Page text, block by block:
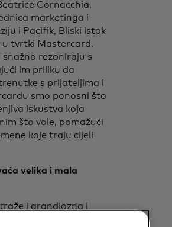
Cornacchia,
marketinga i
i Pacifik, Bliski istok
tvrtki Mastercard.
rezoniraju s
im priliku da
s prijateljima i
smo ponosni što
iskustva koja
što vole, pomažući
koje traju cijeli
velika i mala
i grandiozna i
Gotovo 3 od 5